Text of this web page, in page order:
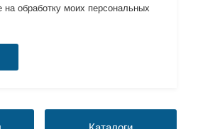
обработку моих персональных